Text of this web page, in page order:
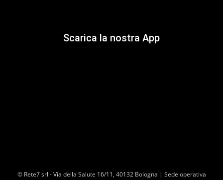
Scarica la nostra App
© Rete7 srl - Via della Salute 16/11, 40132 Bologna | Sede operativa